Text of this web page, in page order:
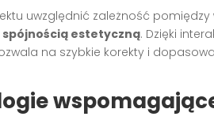
uwzględnić zależność pomiędzy
spójnością estetyczną. Dzięki
na szybkie korekty i